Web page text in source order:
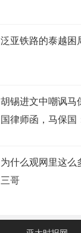
泛亚铁路的泰越困
胡锡进文中嘲讽马
国律师函，马保
为什么观网里这么
三哥